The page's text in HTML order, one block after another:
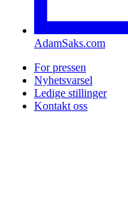
AdamSaks.com
For pressen
Nyhetsvarsel
Ledige stillinger
Kontakt oss